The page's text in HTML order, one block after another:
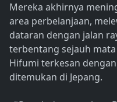
Mereka akhirnya
area perbelanjaan,
dataran dengan jalan
terbentang sejauh
Hifumi terkesan
ditemukan di Jepang.